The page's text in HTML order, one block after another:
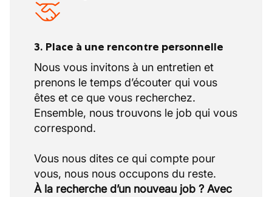
3. Place à une rencontre personnelle
Nous vous invitons à un entretien et
prenons le temps d’écouter qui vous
êtes et ce que vous recherchez.
Ensemble, nous trouvons le job qui vous
correspond.
Vous nous dites ce qui compte pour
À la recherche d’un nouveau job ? Avec